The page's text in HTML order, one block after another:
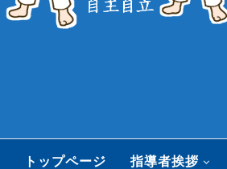
トップページ 指導者挨拶